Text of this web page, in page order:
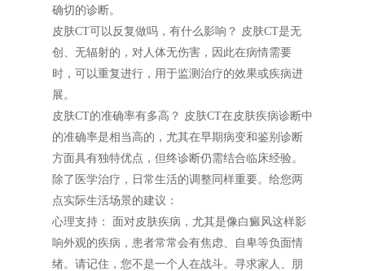
确切的诊断。
皮肤CT可以反复做吗，有什么影响？ 皮肤CT是无
创、无辐射的，对人体无伤害，因此在病情需要
时，可以重复进行，用于监测治疗的效果或疾病进
展。
皮肤CT的准确率有多高？ 皮肤CT在皮肤疾病诊断中
的准确率是相当高的，尤其在早期病变和鉴别诊断
方面具有独特优点，但终诊断仍需结合临床经验。
除了医学治疗，日常生活的调整同样重要。给您两
点实际生活场景的建议：
心理支持： 面对皮肤疾病，尤其是像白癜风这样影
响外观的疾病，患者常常会有焦虑、自卑等负面情
绪。请记住，您不是一个人在战斗。寻求家人、朋